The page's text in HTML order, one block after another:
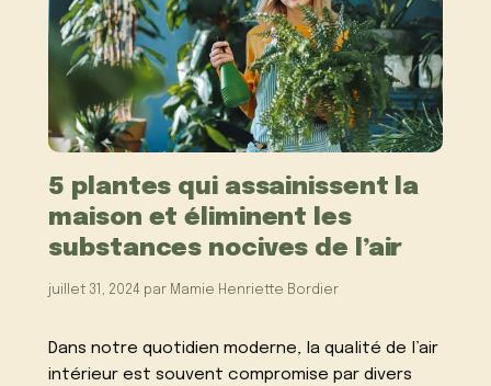
5 plantes qui assainissent la
maison et éliminent les
substances nocives de l’air
juillet 31, 2024 par Mamie Henriette Bordier
Dans notre quotidien moderne, la qualité de l’air
intérieur est souvent compromise par divers